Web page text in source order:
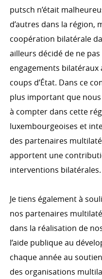
Témoignages
putsch n’était
d’autres dans la région,
coopération bilatérale
ailleurs décidé de ne
engagements bilatéraux
coups d’État. Dans ce
plus important que
à compter dans cette
luxembourgeoises et
des partenaires
apportent une
interventions bilatérales.
Je tiens également à
nos partenaires
dans la réalisation de
l’aide publique au
chaque année au
des organisations